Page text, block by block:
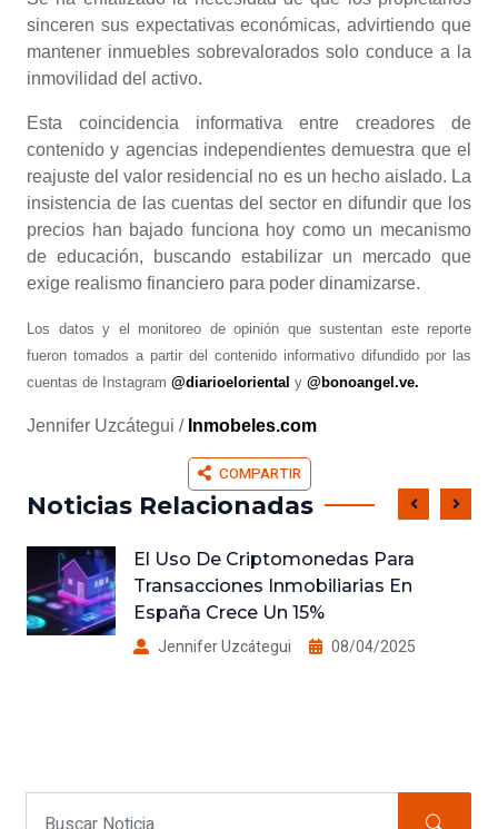
sinceren sus expectativas económicas, advirtiendo que
mantener inmuebles sobrevalorados solo conduce a la
inmovilidad del activo.
Esta coincidencia informativa entre creadores de
contenido y agencias independientes demuestra que el
reajuste del valor residencial no es un hecho aislado. La
insistencia de las cuentas del sector en difundir que los
precios han bajado funciona hoy como un mecanismo
de educación, buscando estabilizar un mercado que
exige realismo financiero para poder dinamizarse.
Los datos y el monitoreo de opinión que sustentan este reporte
fueron tomados a partir del contenido informativo difundido por las
cuentas de Instagram @diarioeloriental y @bonoangel.ve.
Jennifer Uzcátegui / Inmobeles.com
COMPARTIR
Noticias Relacionadas
El Uso De Criptomonedas Para
Transacciones Inmobiliarias En
España Crece Un 15%
Jennifer Uzcátegui 08/04/2025